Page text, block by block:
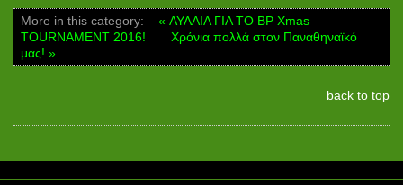
More in this category:
« ΑΥΛΑΙΑ ΓΙΑ ΤΟ BP Xmas
TOURNAMENT 2016!
Χρόνια πολλά στον Παναθηναϊκό
μας! »
back to top